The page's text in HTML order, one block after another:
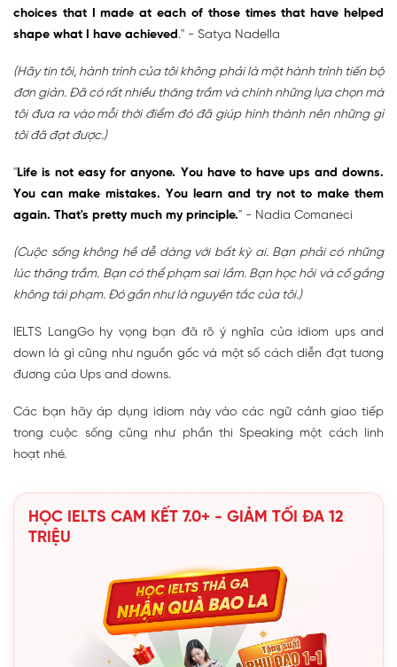
choices that I made at each of those times that have helped
shape what I have achieved." - Satya Nadella
(Hãy tin tôi, hành trình của tôi không phải là một hành trình tiến bộ
đơn giản. Đã có rất nhiều thăng trầm và chính những lựa chọn mà
tôi đưa ra vào mỗi thời điểm đó đã giúp hình thành nên những gì
tôi đã đạt được.)
"Life is not easy for anyone. You have to have ups and downs.
You can make mistakes. You learn and try not to make them
again. That's pretty much my principle." - Nadia Comaneci
(Cuộc sống không hề dễ dàng với bất kỳ ai. Bạn phải có những
lúc thăng trầm. Bạn có thể phạm sai lầm. Bạn học hỏi và cố gắng
không tái phạm. Đó gần như là nguyên tắc của tôi.)
IELTS LangGo hy vọng bạn đã rõ ý nghĩa của idiom ups and
down là gì cũng như nguồn gốc và một số cách diễn đạt tương
đương của Ups and downs.
Các bạn hãy áp dụng idiom này vào các ngữ cảnh giao tiếp
trong cuộc sống cũng như phần thi Speaking một cách linh
hoạt nhé.
HỌC IELTS CAM KẾT 7.0+ - GIẢM TỐI ĐA 12
TRIỆU